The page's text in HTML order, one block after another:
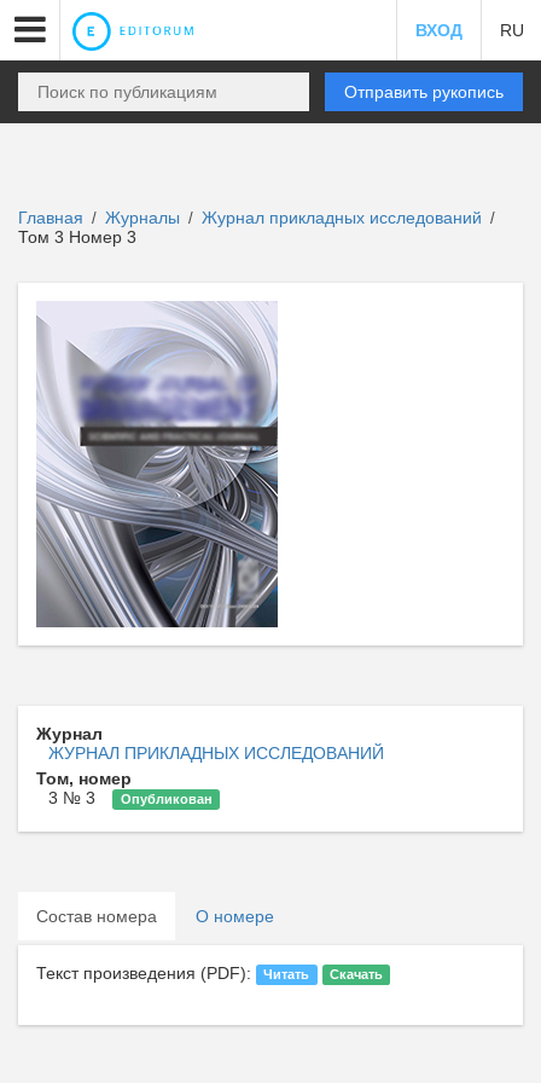
ВХОД RU
Отправить рукопись
Главная / Журналы / Журнал прикладных исследований /
Том 3 Номер 3
Журнал
ЖУРНАЛ ПРИКЛАДНЫХ ИССЛЕДОВАНИЙ
Том, номер
3 № 3
Опубликован
Состав номера О номере
Текст произведения (PDF): Читать Скачать